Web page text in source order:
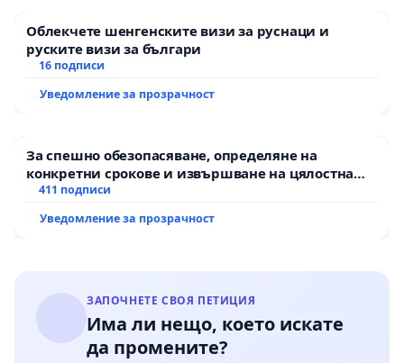
Облекчете шенгенските визи за руснаци и
руските визи за българи
16 подписи
Уведомление за прозрачност
За спешно обезопасяване, определяне на
конкретни срокове и извършване на цялостна
рехабилитация на републиканския път между
Мирово - к.к. Момин проход
411 подписи
Уведомление за прозрачност
ЗАПОЧНЕТЕ СВОЯ ПЕТИЦИЯ
Има ли нещо, което искате
да промените?